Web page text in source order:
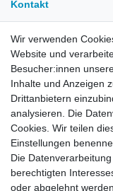
Kontakt
E-Mail:
Telefon:0202-87063640
Öffnungszeiten:
Montag bis Freitag von 8.30 -
Kontaktformular
Informationen
Wir verwenden
Website und
Besucher:innen
Inhalte und Anzeigen
Drittanbietern
analysieren. Die
Cookies. Wir teilen
Einstellungen
Die
berechtigten
oder abgelehnt